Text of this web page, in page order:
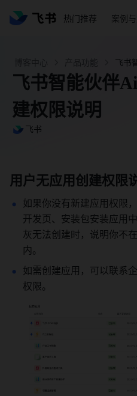
热门推荐 案例
飞书智能伙伴
建权限说明
飞书
用户无应用创建权限
如果你没有新建应用权限
开发页、安装包安装应用
灰无法创建时，说明你不
内。
如需创建应用，可以联系
权限。